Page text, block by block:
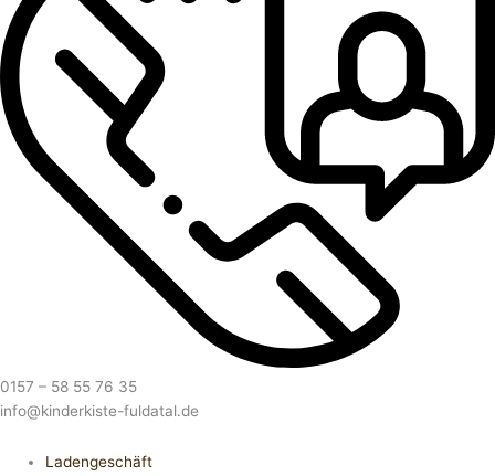
0157 – 58 55 76 35
info@kinderkiste-fuldatal.de
Ladengeschäft